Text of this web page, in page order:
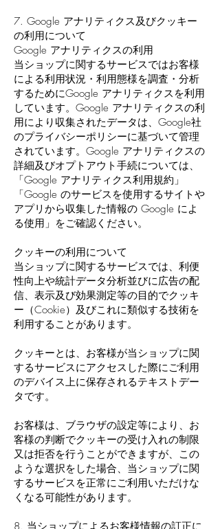
7. Google アナリティクス及びクッキー
の利用について
Google アナリティクスの利用
当ショップに関するサービスではお客様
による利用状況・利用態様を調査・分析
するためにGoogle アナリティクスを利用
しています。Google アナリティクスの利
用により収集されたデータは、Google社
のプライバシーポリシーに基づいて管理
されています。Google アナリティクスの
詳細及びオプトアウト手続については、
「Google アナリティクス利用規約」
「Google のサービスを使用するサイトや
アプリから収集した情報の Google によ
る使用」をご確認ください。
クッキーの利用について
当ショップに関するサービスでは、利便
性向上や統計データ分析並びに広告の配
信、表示及び効果測定等の目的でクッキ
ー（Cookie）及びこれに類似する技術を
利用することがあります。
クッキーとは、お客様が当ショップに関
するサービスにアクセスした際にご利用
のデバイス上に保存されるテキストデー
タです。
お客様は、ブラウザの設定等により、お
客様の判断でクッキーの受け入れの制限
又は拒否を行うことができますが、この
ような選択をした場合、当ショップに関
するサービスを正常にご利用いただけな
くなる可能性があります。
8. 当ショップによるお客様情報の訂正に